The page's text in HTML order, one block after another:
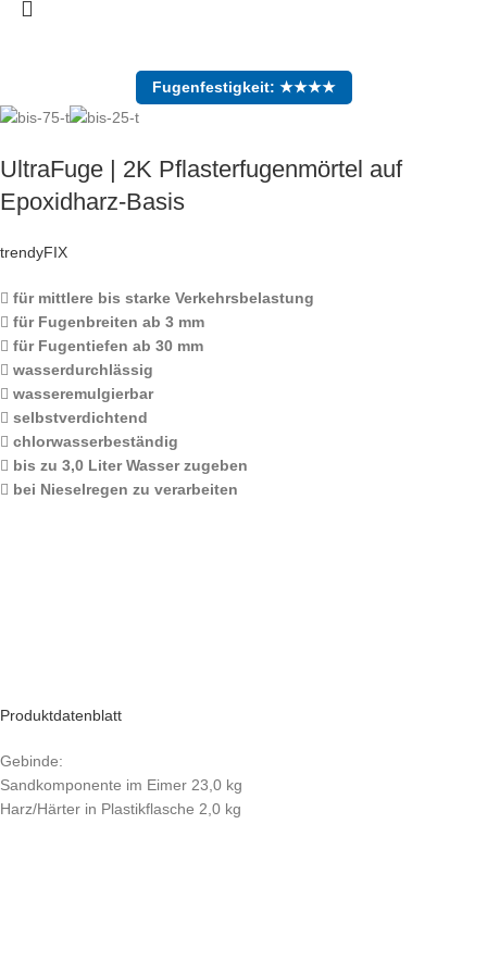
Fugenfestigkeit: ★★★★
UltraFuge | 2K Pflasterfugenmörtel auf
Epoxidharz-Basis
trendyFIX
für mittlere bis starke Verkehrsbelastung
für Fugenbreiten ab 3 mm
für Fugentiefen ab 30 mm
wasserdurchlässig
wasseremulgierbar
selbstverdichtend
chlorwasserbeständig
bis zu 3,0 Liter Wasser zugeben
bei Nieselregen zu verarbeiten
Produktdatenblatt
Gebinde:
Sandkomponente im Eimer 23,0 kg
Harz/Härter in Plastikflasche 2,0 kg